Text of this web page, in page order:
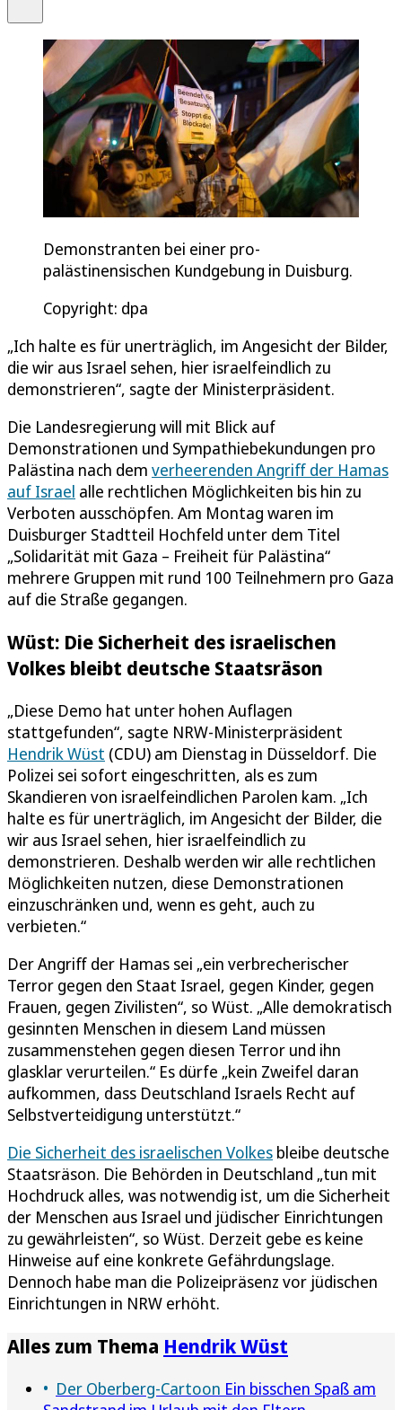
Demonstranten bei einer pro-
palästinensischen Kundgebung in Duisburg.
Copyright: dpa
„Ich halte es für unerträglich, im Angesicht der Bilder,
die wir aus Israel sehen, hier israelfeindlich zu
demonstrieren“, sagte der Ministerpräsident.
Die Landesregierung will mit Blick auf
Demonstrationen und Sympathiebekundungen pro
Palästina nach dem verheerenden Angriff der Hamas
auf Israel alle rechtlichen Möglichkeiten bis hin zu
Verboten ausschöpfen. Am Montag waren im
Duisburger Stadtteil Hochfeld unter dem Titel
„Solidarität mit Gaza – Freiheit für Palästina“
mehrere Gruppen mit rund 100 Teilnehmern pro Gaza
auf die Straße gegangen.
Wüst: Die Sicherheit des israelischen
Volkes bleibt deutsche Staatsräson
„Diese Demo hat unter hohen Auflagen
stattgefunden“, sagte NRW-Ministerpräsident
Hendrik Wüst (CDU) am Dienstag in Düsseldorf. Die
Polizei sei sofort eingeschritten, als es zum
Skandieren von israelfeindlichen Parolen kam. „Ich
halte es für unerträglich, im Angesicht der Bilder, die
wir aus Israel sehen, hier israelfeindlich zu
demonstrieren. Deshalb werden wir alle rechtlichen
Möglichkeiten nutzen, diese Demonstrationen
einzuschränken und, wenn es geht, auch zu
verbieten.“
Der Angriff der Hamas sei „ein verbrecherischer
Terror gegen den Staat Israel, gegen Kinder, gegen
Frauen, gegen Zivilisten“, so Wüst. „Alle demokratisch
gesinnten Menschen in diesem Land müssen
zusammenstehen gegen diesen Terror und ihn
glasklar verurteilen.“ Es dürfe „kein Zweifel daran
aufkommen, dass Deutschland Israels Recht auf
Selbstverteidigung unterstützt.“
Die Sicherheit des israelischen Volkes bleibe deutsche
Staatsräson. Die Behörden in Deutschland „tun mit
Hochdruck alles, was notwendig ist, um die Sicherheit
der Menschen aus Israel und jüdischer Einrichtungen
zu gewährleisten“, so Wüst. Derzeit gebe es keine
Hinweise auf eine konkrete Gefährdungslage.
Dennoch habe man die Polizeipräsenz vor jüdischen
Einrichtungen in NRW erhöht.
Alles zum Thema Hendrik Wüst
Der Oberberg-Cartoon Ein bisschen Spaß am